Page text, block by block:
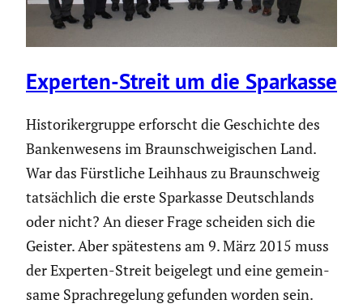
Experten-Streit um die Sparkasse
Histo­ri­ker­gruppe erforscht die Geschichte des
Banken­we­sens im Braun­schwei­gi­schen Land.
War das Fürst­liche Leihhaus zu Braun­schweig
tatsäch­lich die erste Sparkasse Deutsch­lands
oder nicht? An dieser Frage scheiden sich die
Geister. Aber spätes­tens am 9. März 2015 muss
der Experten-Streit beigelegt und eine gemein­
same Sprach­re­ge­lung gefunden worden sein.